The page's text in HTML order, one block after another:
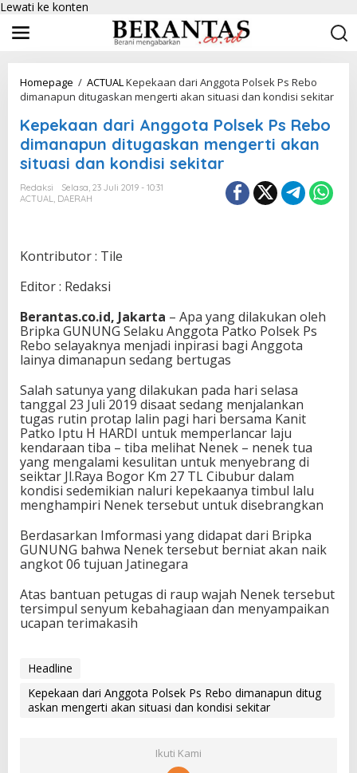
Lewati ke konten
Homepage / ACTUALKepekaan dari Anggota Polsek Ps Rebo
dimanapun ditugaskan mengerti akan situasi dan kondisi sekitar
Kepekaan dari Anggota Polsek Ps Rebo
dimanapun ditugaskan mengerti akan
situasi dan kondisi sekitar
Redaksi
Selasa, 23 Juli 2019 - 10:31
ACTUAL, DAERAH
Kontributor : Tile
Editor : Redaksi
Berantas.co.id, Jakarta – Apa yang dilakukan oleh
Bripka GUNUNG Selaku Anggota Patko Polsek Ps
Rebo selayaknya menjadi inpirasi bagi Anggota
lainya dimanapun sedang bertugas
Salah satunya yang dilakukan pada hari selasa
tanggal 23 Juli 2019 disaat sedang menjalankan
tugas rutin protap lalin pagi hari bersama Kanit
Patko Iptu H HARDI untuk memperlancar laju
kendaraan tiba – tiba melihat Nenek – nenek tua
yang mengalami kesulitan untuk menyebrang di
seiktar Jl.Raya Bogor Km 27 TL Cibubur dalam
kondisi sedemikian naluri kepekaanya timbul lalu
menghampiri Nenek tersebut untuk disebrangkan
Berdasarkan Imformasi yang didapat dari Bripka
GUNUNG bahwa Nenek tersebut berniat akan naik
angkot 06 tujuan Jatinegara
Atas bantuan petugas di raup wajah Nenek tersebut
tersimpul senyum kebahagiaan dan menyampaikan
ucapan terimakasih
Headline
Kepekaan dari Anggota Polsek Ps Rebo dimanapun ditug
askan mengerti akan situasi dan kondisi sekitar
Ikuti Kami